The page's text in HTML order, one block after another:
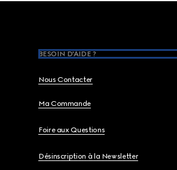
BESOIN D'AIDE ?
Nous Contacter
Ma Commande
Foire aux Questions
Désinscription à la Newsletter